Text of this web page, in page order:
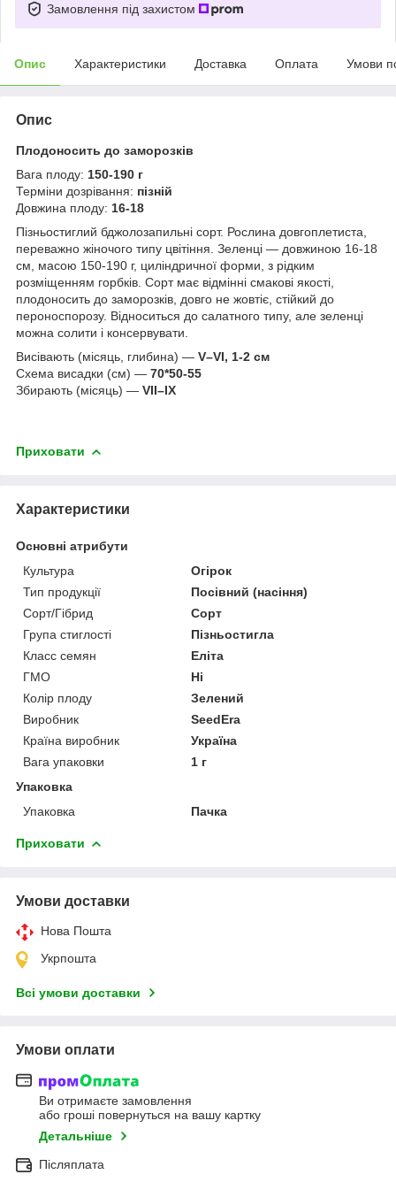
Замовлення під захистом
Опис Характеристики Доставка Оплата Умови
Опис
Плодоносить до заморозків
Вага плоду: 150-190 г
Терміни дозрівання: пізній
Довжина плоду: 16-18
Пізньостиглий бджолозапильні сорт. Рослина довгоплетиста,
переважно жіночого типу цвітіння. Зеленці — довжиною 16-18
см, масою 150-190 г, циліндричної форми, з рідким
розміщенням горбків. Сорт має відмінні смакові якості,
плодоносить до заморозків, довго не жовтіє, стійкий до
пероноспорозу. Відноситься до салатного типу, але зеленці
можна солити і консервувати.
Висівають (місяць, глибина) — V–VI, 1-2 см
Схема висадки (см) — 70*50-55
Збирають (місяць) — VII–ІХ
Приховати
Характеристики
Основні атрибути
Культура
Огірок
Тип продукції
Посівний (насіння)
Сорт/Гібрид
Сорт
Група стиглості
Пізньостигла
Класс семян
Еліта
ГМО
Ні
Колір плоду
Зелений
Виробник
SeedEra
Країна виробник
Україна
Вага упаковки
1 г
Упаковка
Упаковка
Пачка
Приховати
Умови доставки
Нова Пошта
Укрпошта
Всі умови доставки
Умови оплати
Ви отримаєте замовлення
або гроші повернуться на вашу картку
Детальніше
Післяплата